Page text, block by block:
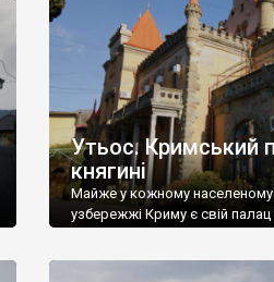
Утьос. Кримський
княгині
Майже у кожному населеному
узбережжі Криму є свій палац